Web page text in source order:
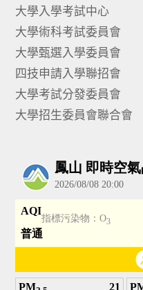
大學入學考試中心
大學術科考試委員會
大學甄選入學委員會
四技申請入學聯招會
大學考試分發委員會
大學招生委員會聯合會